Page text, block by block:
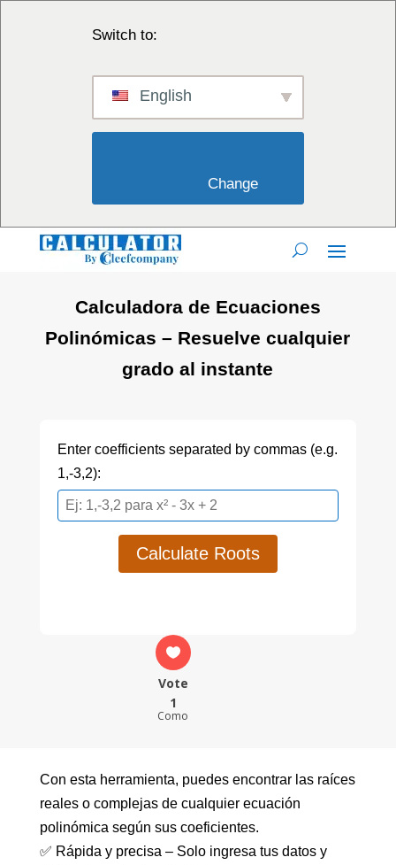
Switch to:
English
Calculadora de Ecuaciones
Polinómicas – Resuelve cualquier
grado al instante
Enter coefficients separated by commas (e.g.
1,-3,2):
Calculate Roots
Vote
1
Como
Con esta herramienta, puedes encontrar las raíces
reales o complejas de cualquier ecuación
polinómica según sus coeficientes.
✅ Rápida y precisa – Solo ingresa tus datos y